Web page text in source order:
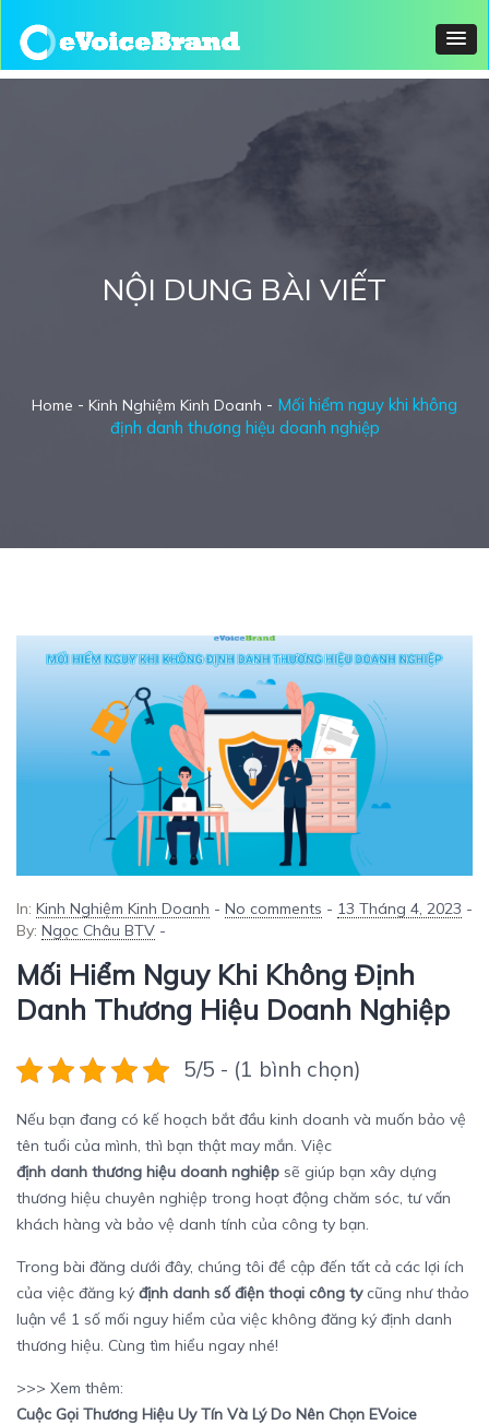
NỘI DUNG BÀI VIẾT
Home - Kinh Nghiệm Kinh Doanh - Mối hiểm nguy khi không
định danh thương hiệu doanh nghiệp
In: Kinh Nghiệm Kinh Doanh - No comments - 13 Tháng 4, 2023 -
By: Ngọc Châu BTV -
Mối Hiểm Nguy Khi Không Định
Danh Thương Hiệu Doanh Nghiệp
5/5 - (1 bình chọn)
Nếu bạn đang có kế hoạch bắt đầu kinh doanh và muốn bảo vệ
tên tuổi của mình, thì bạn thật may mắn. Việc
định danh thương hiệu doanh nghiệp sẽ giúp bạn xây dựng
thương hiệu chuyên nghiệp trong hoạt động chăm sóc, tư vấn
khách hàng và bảo vệ danh tính của công ty bạn.
Trong bài đăng dưới đây, chúng tôi đề cập đến tất cả các lợi ích
của việc đăng ký định danh số điện thoại công tycũng như thảo
luận về 1 số mối nguy hiểm của việc không đăng ký định danh
thương hiệu. Cùng tìm hiểu ngay nhé!
>>> Xem thêm:
Cuộc Gọi Thương Hiệu Uy Tín Và Lý Do Nên Chọn EVoice